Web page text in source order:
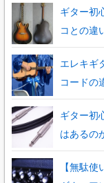
ギター初
コとの違
エレキギ
コードの
ギター初
はあるの
【無駄